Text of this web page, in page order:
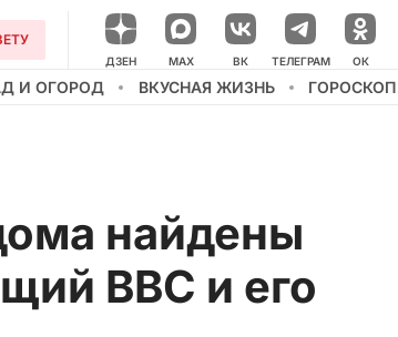
ДЗЕН НАШ КАНАЛ В МЕССЕНДЖЕРЕ
MAX ВК ТЕЛЕГРАМ ОК
И ОГОРОД ВКУСНАЯ ЖИЗНЬ ГОРОСКОП
найдены
ВВС и его